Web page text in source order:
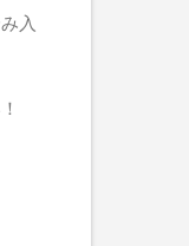
入